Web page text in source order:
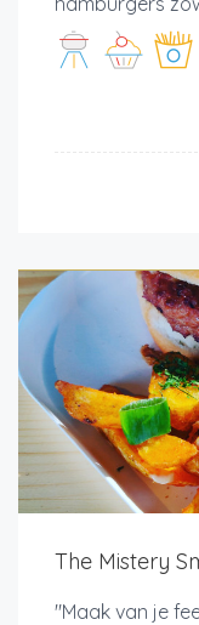
The Mistery
"Maak van je